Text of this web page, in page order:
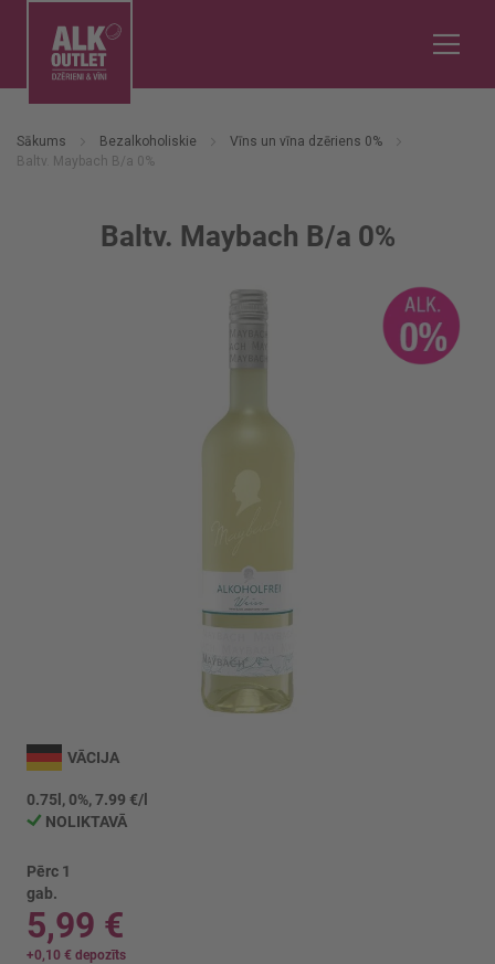
Sākums Bezalkoholiskie
Vīns un vīna dzēriens 0%
Baltv. Maybach B/a 0%
Baltv. Maybach B/a 0%
uz
galerijas
sākumu
VĀCIJA
0.75l, 0%, 7.99 €/l
NOLIKTAVĀ
Pērc 1
gab.
5,99 €
+0,10 € depozīts